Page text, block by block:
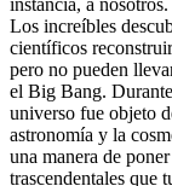
instancia, a nosotros.
Los increíbles
científicos
pero no pueden
el Big Bang.
universo fue objeto
astronomía y la
una manera de
trascendentales que